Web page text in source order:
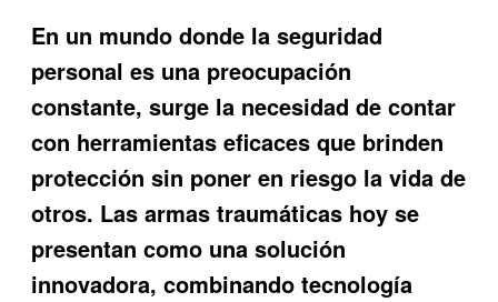
En un mundo donde la seguridad
personal es una preocupación
constante, surge la necesidad de contar
con herramientas eficaces que brinden
protección sin poner en riesgo la vida de
otros. Lasarmas traumáticas hoy se
presentan como una solución
innovadora, combinando tecnología